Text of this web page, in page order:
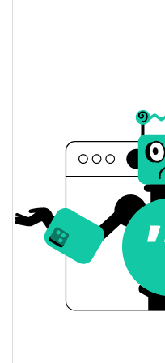
Abertura / Fecho de
A mudança de ontem
Volume de ontem
Histórico do preço do